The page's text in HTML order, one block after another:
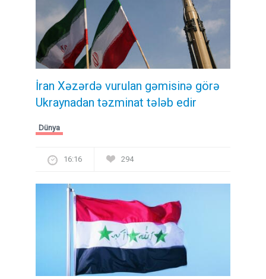
İran Xəzərdə vurulan gəmisinə görə
Ukraynadan təzminat tələb edir
Dünya
16:16 294